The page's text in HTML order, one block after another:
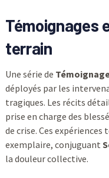
Témoignages
terrain
Une série de
déployés par les
tragiques. Les récits
prise en charge des
de crise. Ces
exemplaire, conjuguant
la douleur collective.